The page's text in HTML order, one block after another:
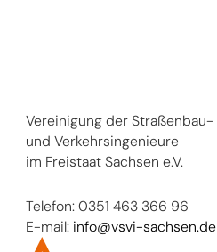
Vereinigung der Straßenbau-
und Verkehrsingenieure
im Freistaat Sachsen e.V.
Telefon: 0351 463 366 96
E-mail: info@vsvi-sachsen.de